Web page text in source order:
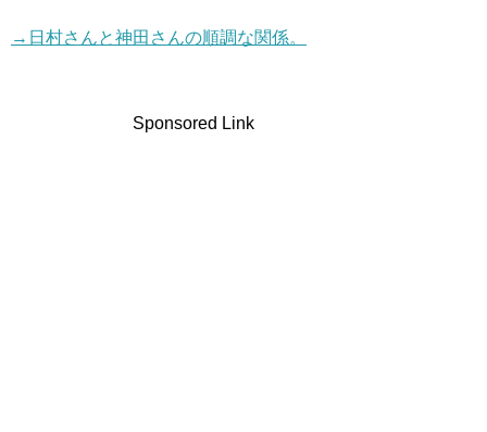
→日村さんと神田さんの順調な関係。
Sponsored Link